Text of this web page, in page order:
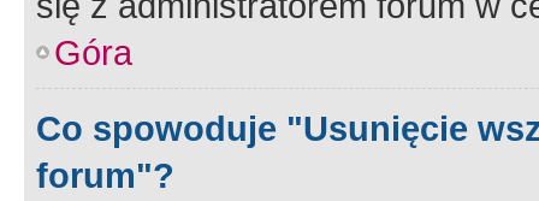
Góra
Co spowoduje "Usunięcie
forum"?